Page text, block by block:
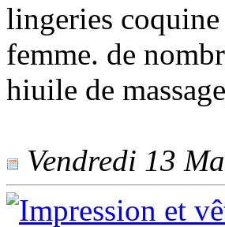
lingeries
femme. de
hiuile de
Vendredi 13